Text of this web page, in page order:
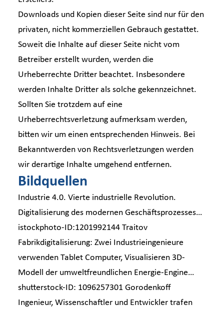
Downloads und Kopien dieser Seite sind nur für den
privaten, nicht kommerziellen Gebrauch gestattet.
Soweit die Inhalte auf dieser Seite nicht vom
Betreiber erstellt wurden, werden die
Urheberrechte Dritter beachtet. Insbesondere
werden Inhalte Dritter als solche gekennzeichnet.
Sollten Sie trotzdem auf eine
Urheberrechtsverletzung aufmerksam werden,
bitten wir um einen entsprechenden Hinweis. Bei
Bekanntwerden von Rechtsverletzungen werden
wir derartige Inhalte umgehend entfernen.
Bildquellen
Industrie 4.0. Vierte industrielle Revolution.
Digitalisierung des modernen Geschäftsprozesses…
istockphoto-ID:1201992144Traitov
Fabrikdigitalisierung: Zwei Industrieingenieure
verwenden Tablet Computer, Visualisieren 3D-
Modell der umweltfreundlichen Energie-Engine…
shutterstock-ID: 1096257301Gorodenkoff
Ingenieur, Wissenschaftler und Entwickler trafen